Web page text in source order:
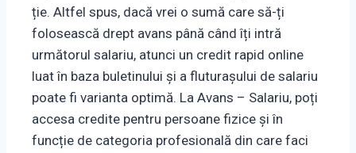
ție. Altfel spus, dacă vrei o sumă care să-ți
folosească drept avans până când îți intră
următorul salariu, atunci un credit rapid online
luat în baza buletinului și a fluturașului de salariu
poate fi varianta optimă. La Avans – Salariu, poți
accesa credite pentru persoane fizice și în
funcție de categoria profesională din care faci